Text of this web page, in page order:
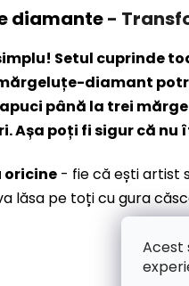
Acest
diamante-
Setul cuprinde
diamant
până la trei
Așa poți fi sigur că
oricine - fie că ești artist
lăsa pe toți cu gura